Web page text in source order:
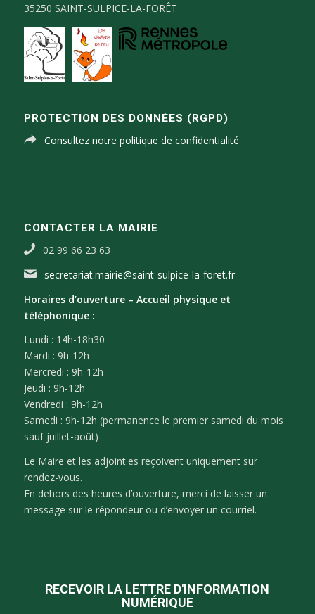
35250 SAINT-SULPICE-LA-FORÊT
PROTECTION DES DONNÉES (RGPD)
Consultez notre politique de confidentialité
CONTACTER LA MAIRIE
02 99 66 23 63
secretariat.mairie@saint-sulpice-la-foret.fr
Horaires d’ouverture – Accueil physique et
téléphonique :
Lundi : 14h-18h30
Mardi : 9h-12h
Mercredi : 9h-12h
Jeudi : 9h-12h
Vendredi : 9h-12h
Samedi : 9h-12h (permanence le premier samedi du mois
sauf juillet-août)
Le Maire et les adjoint·es reçoivent uniquement sur
rendez-vous.
En dehors des heures d’ouverture, merci de laisser un
message sur le répondeur ou d’envoyer un courriel.
RECEVOIR LA LETTRE D'INFORMATION
NUMÉRIQUE